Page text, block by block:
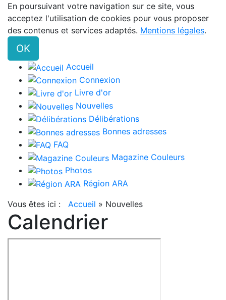
En poursuivant votre navigation sur ce site, vous
acceptez l'utilisation de cookies pour vous proposer
des contenus et services adaptés. Mentions légales.
OK
Accueil
Connexion
Livre d'or
Nouvelles
Délibérations
Bonnes adresses
FAQ
Magazine Couleurs
Photos
Région ARA
Vous êtes ici : Accueil » Nouvelles
Calendrier